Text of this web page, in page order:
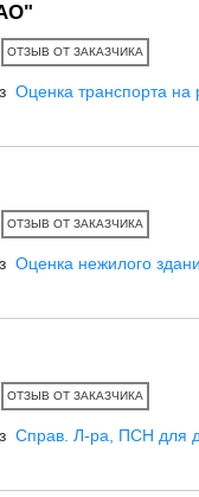
ОТЗЫВ ОТ ЗАКАЗЧИКА
Оценка транспорта на
ОТЗЫВ ОТ ЗАКАЗЧИКА
Оценка нежилого
ОТЗЫВ ОТ ЗАКАЗЧИКА
Справ. Л-ра, ПСН для